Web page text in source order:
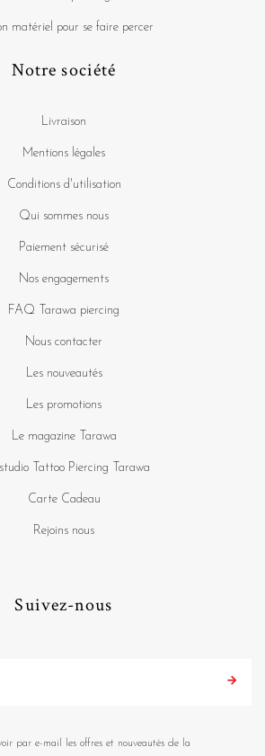
matériel pour se faire percer
Notre société
Livraison
Mentions légales
Conditions d'utilisation
Qui sommes nous
Paiement sécurisé
Nos engagements
FAQ Tarawa piercing
Nous contacter
Les nouveautés
Les promotions
Le magazine Tarawa
Tattoo Piercing Tarawa
Carte Cadeau
Rejoins nous
Suivez-nous
par e-mail les offres et nouveautés de la